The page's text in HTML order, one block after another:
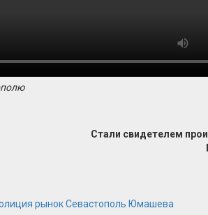
Стали свидетелем
рынокСевастополь Юмашева